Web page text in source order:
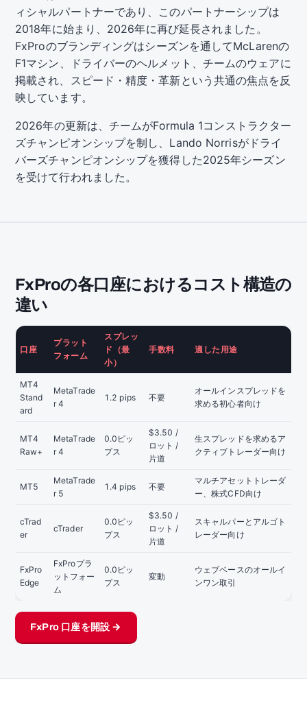
ィシャルパートナーであり、このパートナーシップは
2018年に始まり、2026年に再び延長されました。
FxProのブランディングはシーズンを通してMcLarenの
F1マシン、ドライバーのヘルメット、チームのウェアに
掲載され、スピード・精度・革新という共通の焦点を反
映しています。
2026年の更新は、チームがFormula 1コンストラクター
ズチャンピオンシップを制し、Lando Norrisがドライ
バーズチャンピオンシップを獲得した2025年シーズン
を受けて行われました。
FxProの各口座におけるコスト構造の
違い
口座
プラット
フォーム
スプレッ
ド（最
小）
手数料 適した用途
MT4
Stand
ard
MetaTrade
r 4
1.2 pips 不要
オールインスプレッドを
求める初心者向け
MT4
Raw+
MetaTrade
r 4
0.0ピッ
プス
$3.50 /
ロット /
片道
生スプレッドを求めるア
クティブトレーダー向け
MT5
MetaTrade
r 5
1.4 pips 不要
マルチアセットトレーダ
ー、株式CFD向け
cTrad
er
cTrader
0.0ピッ
プス
$3.50 /
ロット /
片道
スキャルパーとアルゴト
レーダー向け
FxPro
Edge
FxProプラ
ットフォー
ム
0.0ピッ
プス
変動
ウェブベースのオールイ
ンワン取引
FxPro 口座を開設 →